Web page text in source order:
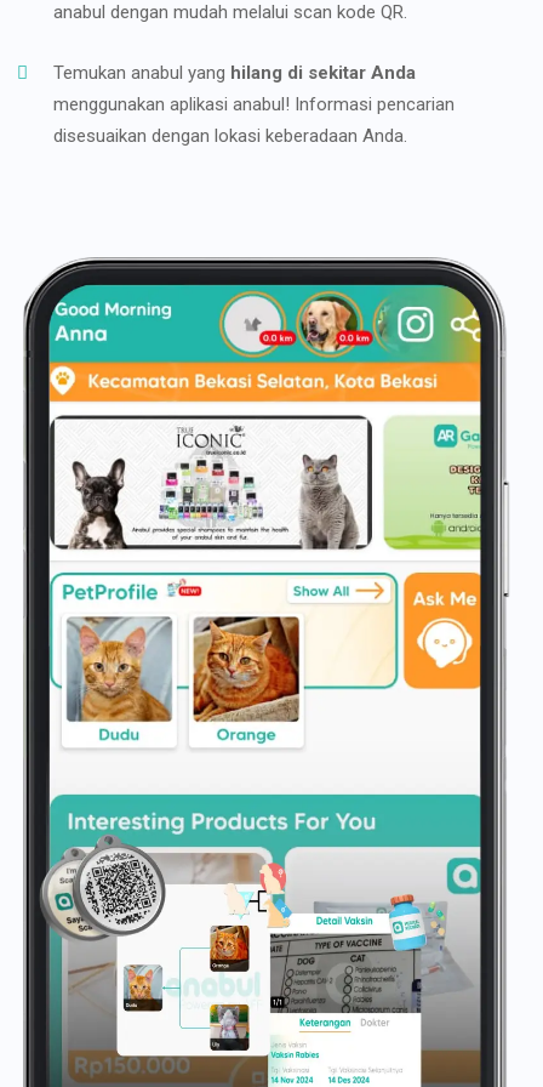
anabul dengan mudah melalui scan kode QR.
Temukan anabul yang hilang di sekitar Anda
menggunakan aplikasi anabul! Informasi pencarian
disesuaikan dengan lokasi keberadaan Anda.